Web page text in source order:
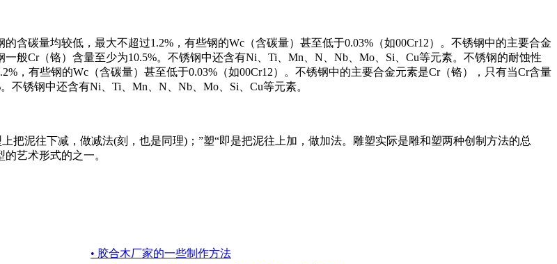
含碳量均较低，最大不超过1.2%，有些钢的Wc（含碳量）甚至低于0.03%（如00Cr12）。不锈钢中的主要合金
般Cr（铬）含量至少为10.5%。不锈钢中还含有Ni、Ti、Mn、N、Nb、Mo、Si、Cu等元素。不锈钢的耐蚀性
，有些钢的Wc（含碳量）甚至低于0.03%（如00Cr12）。不锈钢中的主要合金元素是Cr（铬），只有当Cr含量
不锈钢中还含有Ni、Ti、Mn、N、Nb、Mo、Si、Cu等元素。
把泥往下减，做减法(刻，也是同理)；”塑“即是把泥往上加，做加法。雕塑实际是雕和塑两种创制方法的总
艺术形式的之一。
• 胶合木厂家的一些制作方法